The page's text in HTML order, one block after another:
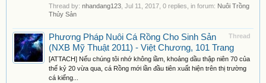
Thread by: nhandang123 Jul 11, 2017 , 0 replies, in forum: Nuôi Trồng
Thủy Sản
Thread
Phương Pháp Nuôi Cá Rồng Cho Sinh Sản
(NXB Mỹ Thuật 2011) - Việt Chương, 101 Trang
[ATTACH] Nếu chúng tôi nhớ không lầm, khoảng dầu thập niên 70 của
thế kỷ 20 vừa qua, cá Rồng mới lần đầu tiên xuất hiện trên thị trường
cá kiểng...